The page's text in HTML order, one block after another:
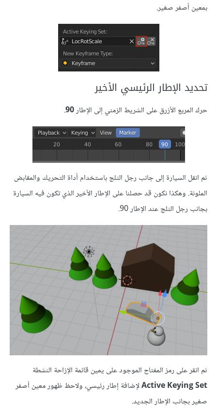
بمعين أصفر صغير.
تحديد الإطار الرئيسي الأخير
حرك المربع الأزرق على الشريط الزمني إلى الإطار90
.
ثم انقل السيارة إلى جانب رجل الثلج باستخدام أداة التحريك والمقابض
الملونة. وهكذا نكون قد حصلنا على الإطار الأخير الذي تكون فيه السيارة
بجانب رجل الثلج عند الإطار 90.
ثم انقر على رمز المفتاح الموجود على يمين قائمة الإزاحة النشطة
Active Keying Setلإضافة إطار رئيسي، ولاحظ ظهور معين أصفر
صغير بجانب الإطار الجديد.